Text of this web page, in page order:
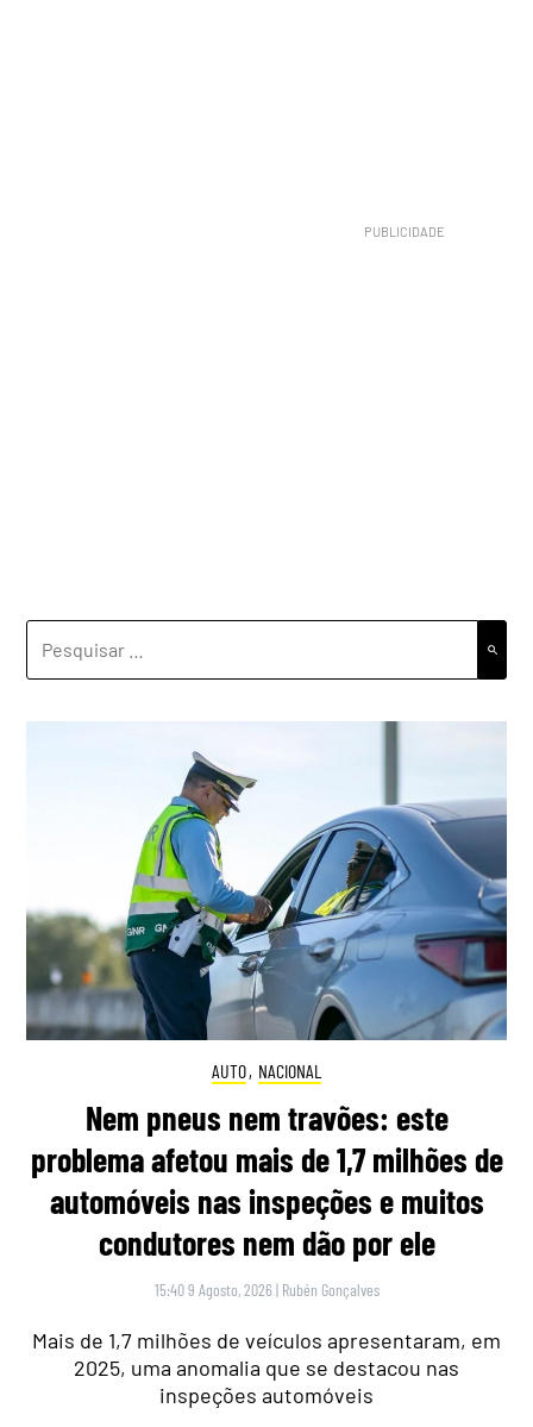
POR:
AUTO, NACIONAL
Nem pneus nem travões: este
problema afetou mais de 1,7 milhões de
automóveis nas inspeções e muitos
condutores nem dão por ele
15:40 9 Agosto, 2026 | Rubén Gonçalves
Mais de 1,7 milhões de veículos apresentaram, em
2025, uma anomalia que se destacou nas
inspeções automóveis